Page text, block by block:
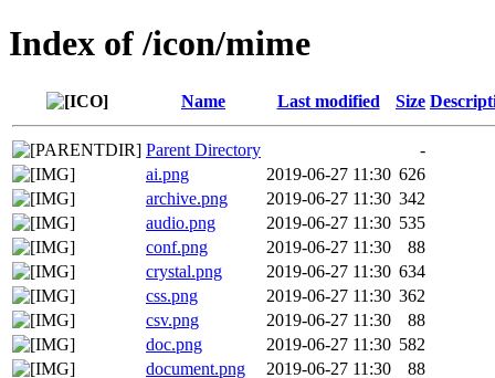
Index of /icon/mime
Name Last modified Size
Parent Directory
-
ai.png
2019-06-27 11:30 626
archive.png
2019-06-27 11:30 342
audio.png
2019-06-27 11:30 535
conf.png
2019-06-27 11:30
88
crystal.png
2019-06-27 11:30 634
css.png
2019-06-27 11:30 362
csv.png
2019-06-27 11:30
88
doc.png
2019-06-27 11:30 582
document.png
2019-06-27 11:30
88